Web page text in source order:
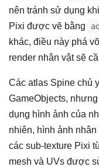
nên tránh sử dụng
Pixi được vẽ bằng
khác, điều này phá
render nhân vật sẽ
Các atlas Spine chủ
GameObjects,
dụng hình ảnh của
nhiên, hình ảnh
các sub-texture Pixi
mesh và UVs được